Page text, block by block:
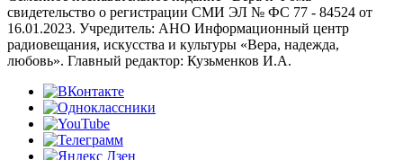
свидетельство о регистрации СМИ ЭЛ № ФС 77 - 84524 от
16.01.2023. Учредитель: АНО Информационный центр
радиовещания, искусства и культуры «Вера, надежда,
любовь». Главный редактор: Кузьменков И.А.